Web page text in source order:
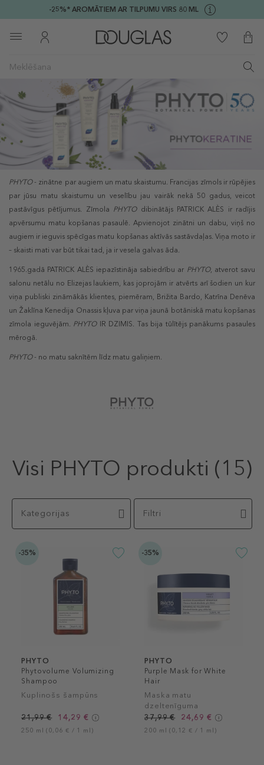
-25%* AROMĀTIEM AR TILPUMU VIRS 80 ML
PHYTO- zinātne par augiem un matu skaistumu. Francijas zīmols ir rūpējies
par jūsu matu skaistumu un veselību jau vairāk nekā 50 gadus, veicot
pastāvīgus pētījumus. Zīmola PHYTOdibinātājs PATRICK ALÈS ir radījis
apvērsumu matu kopšanas pasaulē. Apvienojot zinātni un dabu, viņš no
augiem ir ieguvis spēcīgas matu kopšanas aktīvās sastāvdaļas. Viņa moto ir
– skaisti mati var būt tikai tad, ja ir vesela galvas āda.
1965.gadā PATRICK ALÈS iepazīstināja sabiedrību ar PHYTO, atverot savu
salonu netālu no Elizejas laukiem, kas joprojām ir atvērts arī šodien un kur
viņa publiski zināmākās klientes, piemēram, Brižita Bardo, Katrīna Denēva
un Žaklīna Kenedija Onassis kļuva par viņa jaunā botāniskā matu kopšanas
zīmola ieguvējām. PHYTOIR DZIMIS. Tas bija tūlītējs panākums pasaules
mērogā.
PHYTO- no matu saknītēm līdz matu galiņiem.
Visi PHYTO produkti (15)
Kategorijas Filtri
-35%
PHYTO
Phytovolume Volumizing
Shampoo
Kuplinošs šampūns
21,99 € 14,29 €
250 ml (0,06 € / 1 ml)
-35%
PHYTO
Purple Mask for White
Hair
Maska matu
dzeltenīguma
novēršanai
37,99 € 24,69 €
200 ml (0,12 € / 1 ml)